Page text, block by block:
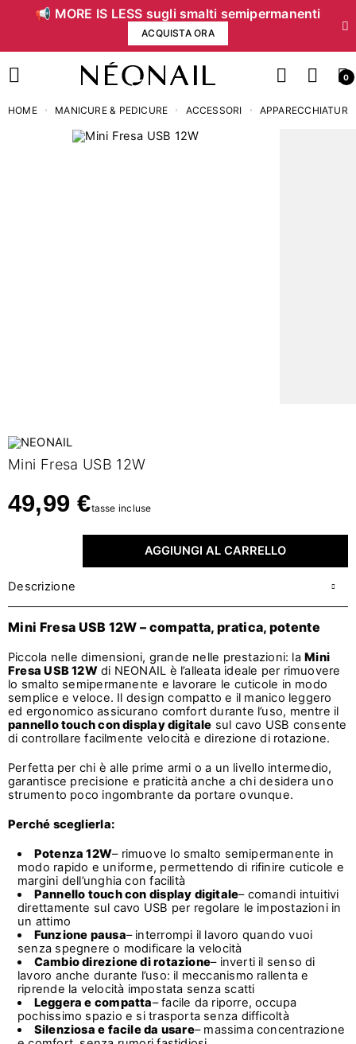
📢 MORE IS LESS sugli smalti semipermanenti
ACQUISTA ORA
0
HOME MANICURE & PEDICURE ACCESSORI APPARECCHIATURE
Mini Fresa USB 12W
49,99 €tasse incluse
AGGIUNGI AL CARRELLO
Descrizione
Mini Fresa USB 12W – compatta, pratica, potente
Piccola nelle dimensioni, grande nelle prestazioni: la Mini
Fresa USB 12Wdi NEONAIL è l’alleata ideale per rimuovere
lo smalto semipermanente e lavorare le cuticole in modo
semplice e veloce. Il design compatto e il manico leggero
ed ergonomico assicurano comfort durante l’uso, mentre il
pannello touch con display digitale sul cavo USB consente
di controllare facilmente velocità e direzione di rotazione.
Perfetta per chi è alle prime armi o a un livello intermedio,
garantisce precisione e praticità anche a chi desidera uno
strumento poco ingombrante da portare ovunque.
Perché sceglierla:
Potenza 12W– rimuove lo smalto semipermanente in
modo rapido e uniforme, permettendo di rifinire cuticole e
margini dell’unghia con facilità
Pannello touch con display digitale– comandi intuitivi
direttamente sul cavo USB per regolare le impostazioni in
un attimo
Funzione pausa– interrompi il lavoro quando vuoi
senza spegnere o modificare la velocità
Cambio direzione di rotazione– inverti il senso di
lavoro anche durante l’uso: il meccanismo rallenta e
riprende la velocità impostata senza scatti
Leggera e compatta– facile da riporre, occupa
pochissimo spazio e si trasporta senza difficoltà
Silenziosa e facile da usare– massima concentrazione